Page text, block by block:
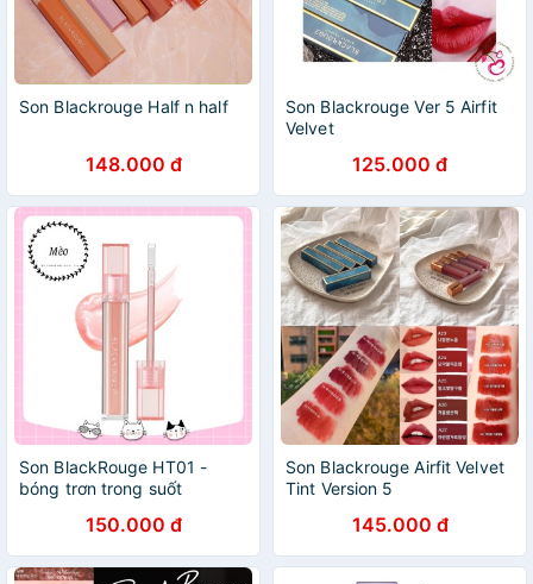
Son Blackrouge Half n half
148.000 đ
Son Blackrouge Ver 5 Airfit
Velvet
125.000 đ
Son BlackRouge HT01 -
bóng trơn trong suốt
150.000 đ
Son Blackrouge Airfit Velvet
Tint Version 5
145.000 đ